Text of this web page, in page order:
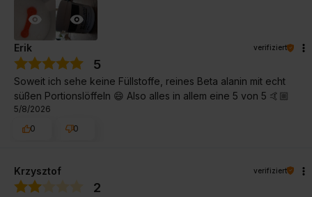
Erik verifiziert
5
Soweit ich sehe keine Füllstoffe, reines Beta alanin mit echt
süßen Portionslöffeln 😄 Also alles in allem eine 5 von 5 🤙🏼
5/8/2026
0
0
Krzysztof verifiziert
2